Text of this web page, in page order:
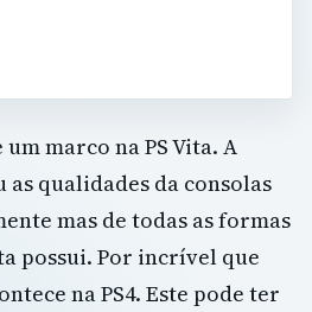
marco na PS Vita. A
qualidades da consolas
mas de todas as formas
possui. Por incrível que
na PS4. Este pode ter